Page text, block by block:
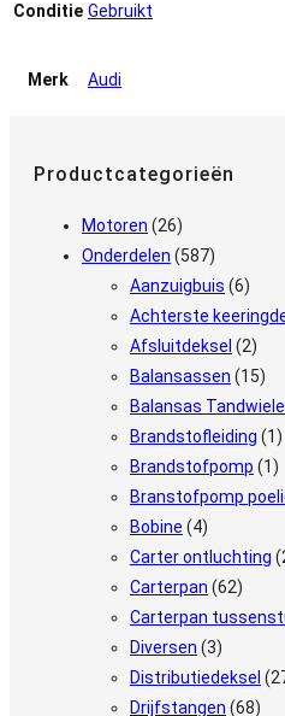
Conditie Gebruikt
Merk Audi
Productcategorieën
Motoren (26)
Onderdelen (587)
Aanzuigbuis (6)
Achterste
Afsluitdeksel (2)
Balansassen (15)
Balansas
Brandstofleiding (1)
Brandstofpomp (1)
Branstofpomp
Bobine (4)
Carter ontluchting
Carterpan (62)
Carterpan
Diversen (3)
Distributiedeksel
Drijfstangen (68)